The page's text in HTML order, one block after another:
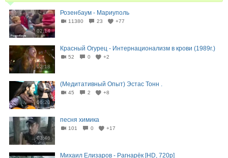
02:14
Розенбаум - Мариуполь
11380 23 +77
02:18
Красный Огурец - Интернационализм в крови (1989г.)
52 0 +2
06:20
(Медитативный Опыт) Эстас Тонн .
45 2 +8
03:46
песня химика
101 0 +17
Михаил Елизаров - Рагнарёк [HD, 720p]